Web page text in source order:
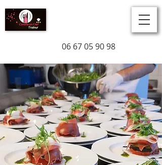
06 67 05 90 98